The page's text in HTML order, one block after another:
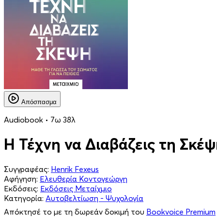
Απόσπασμα
Audiobook • 7ω 38λ
Η Τέχνη να Διαβάζεις τη
Συγγραφέας: Henrik Fexeus
Αφήγηση: Ελευθερία Κοντογεώργη
Εκδόσεις: Εκδόσεις Μεταίχμιο
Κατηγορία: Αυτοβελτίωση - Ψυχολογία
Απόκτησέ το με τη δωρεάν δοκιμή του Bookvoice Premium